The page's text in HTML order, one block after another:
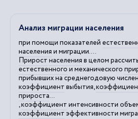
Анализ миграции населения
при помощи показателей
населения и миграции....
Приростнаселения в целом
естественногои механического
прибывших на среднегодовую
коэффициент выбытия,
прироста...
,коэффициент интенсивности
коэффициентэффективности